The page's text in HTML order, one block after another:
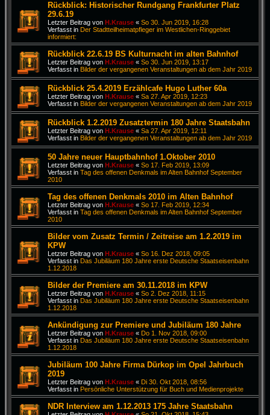
Rückblick: Historischer Rundgang Frankfurter Platz
29.6.19
Letzter Beitrag von H.Krause « So 30. Jun 2019, 16:28
Verfasst in Der Stadtteilheimatpfleger im Westlichen-Ringgebiet
informiert:
Rückblick 22.6.19 BS Kulturnacht im alten Bahnhof
Letzter Beitrag von H.Krause « So 30. Jun 2019, 13:17
Verfasst in Bilder der vergangenen Veranstaltungen ab dem Jahr 2019
Rückblick 25.4.2019 Erzählcafe Hugo Luther 60a
Letzter Beitrag von H.Krause « Sa 27. Apr 2019, 12:23
Verfasst in Bilder der vergangenen Veranstaltungen ab dem Jahr 2019
Rückblick 1.2.2019 Zusatztermin 180 Jahre Staatsbahn
Letzter Beitrag von H.Krause « Sa 27. Apr 2019, 12:11
Verfasst in Bilder der vergangenen Veranstaltungen ab dem Jahr 2019
50 Jahre neuer Hauptbahnhof 1.Oktober 2010
Letzter Beitrag von H.Krause « So 17. Feb 2019, 13:09
Verfasst in Tag des offenen Denkmals im Alten Bahnhof September
2010
Tag des offenen Denkmals 2010 im Alten Bahnhof
Letzter Beitrag von H.Krause « So 17. Feb 2019, 12:34
Verfasst in Tag des offenen Denkmals im Alten Bahnhof September
2010
Bilder vom Zusatz Termin / Zeitreise am 1.2.2019 im
KPW
Letzter Beitrag von H.Krause « So 16. Dez 2018, 09:05
Verfasst in Das Jubiläum 180 Jahre erste Deutsche Staatseisenbahn
1.12.2018
Bilder der Premiere am 30.11.2018 im KPW
Letzter Beitrag von H.Krause « So 2. Dez 2018, 11:15
Verfasst in Das Jubiläum 180 Jahre erste Deutsche Staatseisenbahn
1.12.2018
Ankündigung zur Premiere und Jubiläum 180 Jahre
Letzter Beitrag von H.Krause « Do 1. Nov 2018, 09:00
Verfasst in Das Jubiläum 180 Jahre erste Deutsche Staatseisenbahn
1.12.2018
Jubiläum 100 Jahre Firma Dürkop im Opel Jahrbuch
2019
Letzter Beitrag von H.Krause « Di 30. Okt 2018, 08:56
Verfasst in Persönliche Unterstützung für Buch und Medienprojekte
NDR Interview am 1.12.2013 175 Jahre Staatsbahn